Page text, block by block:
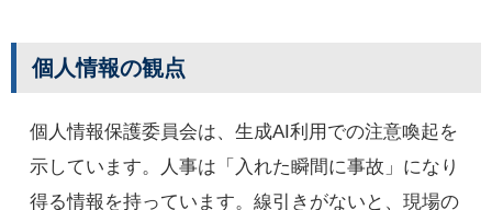
個人情報の観点
個人情報保護委員会は、生成AI利用での注意喚起を
示しています。人事は「入れた瞬間に事故」になり
得る情報を持っています。線引きがないと、現場の